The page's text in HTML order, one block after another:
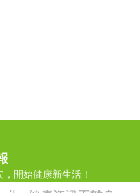
開始健康新生活！